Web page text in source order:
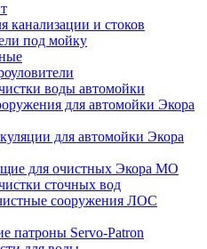
канализации и стоков
под мойку
воды автомойки
для автомойки Экора
для автомойки Экора
для очистных Экора МО
сточных вод
сооружения ЛОС
патроны Servo-Patron